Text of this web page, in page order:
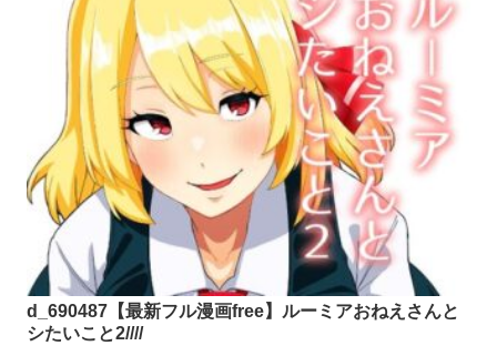
d_690487【最新フル漫画free】ルーミアおねえさんと
シたいこと2////